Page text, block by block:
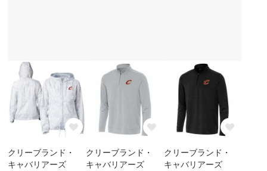
クリーブランド・
キャバリアーズ
クリーブランド・
キャバリアーズ
クリーブランド・
キャバリアーズ